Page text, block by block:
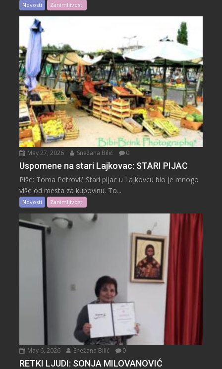
Novosti Zanimljivosti
May 27, 2026 Snežana Bilić 0
Uspomene na stari Lajkovac: STARI PIJAC
Piše: Toma Petrović Stari pijac u Lajkovcu bio je mnogo
više od mesta za kupovinu. To...
Novosti Zanimljivosti
May 6, 2026 Snežana Bilić 0
RETKI LJUDI: SONJA MILOVANOVIĆ